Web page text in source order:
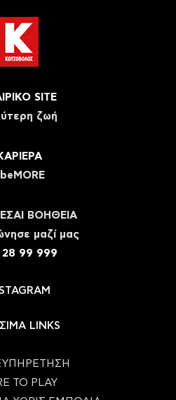
SITE
ζωή
ΒΟΗΘΕΙΑ
μαζί μας
28 99 999
LINKS
TO PLAY